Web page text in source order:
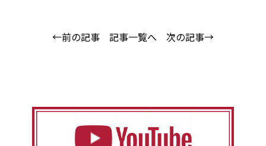
←前の記事 記事一覧へ 次の記事→